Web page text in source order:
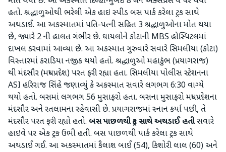
હતો. શ્રદ્ધાળુઓથી ભરેલી એક હાઇ સ્પીડ બસ પાર્ક કરેલા ટ્રક સાથે
અથડાઈ. આ અકસ્માતમાં પતિ-પત્ની સહિત 3 શ્રદ્ધાળુઓના મોત થયા
છે, જ્યારે 2 ની હાલત ગંભીર છે. ઘાયલોને કોટાની MBS હોસ્પિટલમાં
દાખલ કરવામાં આવ્યા છે. આ અકસ્માત ગુરુવારે સવારે સિમલીયા (કોટા)
વિસ્તારમાં કરાડિયા નજીક થયો હતો. શ્રદ્ધાળુઓ મહાકુંભ (પ્રયાગરાજ)
થી મંદસૌર (મધ્યપ્રદેશ) પરત ફરી રહ્યા હતા. સિમલીયા પોલીસ સ્ટેશનના
ASI હરિરાજ સિંહે જણાવ્યું કે અકસ્માત સવારે લગભગ 6:30 વાગ્યે
થયો હતો. બસમાં લગભગ 56 મુસાફરો હતા. બસના મુસાફરો મધ્યપ્રદેશના
મંદસૌર અને રતલામના રહેવાસી છે. પ્રયાગરાજમાં સ્નાન કર્યા પછી, તે
મંદસૌર પરત ફરી રહ્યો હતો. બસ પાછળથી ટ્રક સાથે અથડાઈ હતીસવારે
હાઇવે પર એક ટ્રક ઉભી હતી. બસ પાછળથી પાર્ક કરેલા ટ્રક સાથે
અથડાઈ ગઈ. આ અકસ્માતમાં કૈલાશ બાઈ (54), કિશોરી લાલ (60) અને